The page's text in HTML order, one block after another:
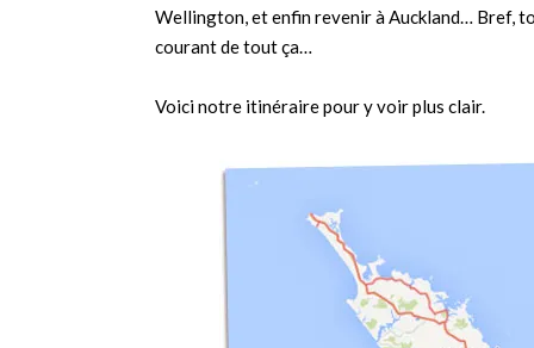
Wellington, et enfin revenir à Auckland… Bref,
courant de tout ça…
Voici notre itinéraire pour y voir plus clair.